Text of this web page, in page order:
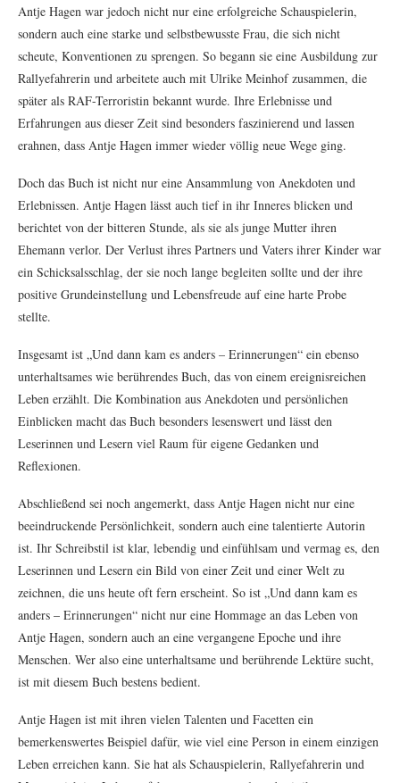
Antje Hagen war jedoch nicht nur eine erfolgreiche Schauspielerin,
sondern auch eine starke und selbstbewusste Frau, die sich nicht
scheute, Konventionen zu sprengen. So begann sie eine Ausbildung zur
Rallyefahrerin und arbeitete auch mit Ulrike Meinhof zusammen, die
später als RAF-Terroristin bekannt wurde. Ihre Erlebnisse und
Erfahrungen aus dieser Zeit sind besonders faszinierend und lassen
erahnen, dass Antje Hagen immer wieder völlig neue Wege ging.
Doch das Buch ist nicht nur eine Ansammlung von Anekdoten und
Erlebnissen. Antje Hagen lässt auch tief in ihr Inneres blicken und
berichtet von der bitteren Stunde, als sie als junge Mutter ihren
Ehemann verlor. Der Verlust ihres Partners und Vaters ihrer Kinder war
ein Schicksalsschlag, der sie noch lange begleiten sollte und der ihre
positive Grundeinstellung und Lebensfreude auf eine harte Probe
stellte.
Insgesamt ist „Und dann kam es anders – Erinnerungen“ ein ebenso
unterhaltsames wie berührendes Buch, das von einem ereignisreichen
Leben erzählt. Die Kombination aus Anekdoten und persönlichen
Einblicken macht das Buch besonders lesenswert und lässt den
Leserinnen und Lesern viel Raum für eigene Gedanken und
Reflexionen.
Abschließend sei noch angemerkt, dass Antje Hagen nicht nur eine
beeindruckende Persönlichkeit, sondern auch eine talentierte Autorin
ist. Ihr Schreibstil ist klar, lebendig und einfühlsam und vermag es, den
Leserinnen und Lesern ein Bild von einer Zeit und einer Welt zu
zeichnen, die uns heute oft fern erscheint. So ist „Und dann kam es
anders – Erinnerungen“ nicht nur eine Hommage an das Leben von
Antje Hagen, sondern auch an eine vergangene Epoche und ihre
Menschen. Wer also eine unterhaltsame und berührende Lektüre sucht,
ist mit diesem Buch bestens bedient.
Antje Hagen ist mit ihren vielen Talenten und Facetten ein
bemerkenswertes Beispiel dafür, wie viel eine Person in einem einzigen
Leben erreichen kann. Sie hat als Schauspielerin, Rallyefahrerin und